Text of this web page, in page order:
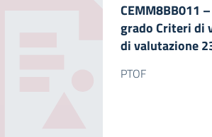
CEMM8BB011
grado Criteri di
di valutazione
PTOF